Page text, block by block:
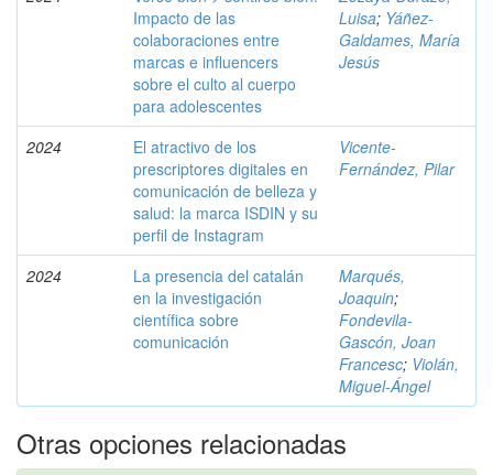
Impacto de las
colaboraciones entre
marcas e influencers
sobre el culto al cuerpo
para adolescentes
Luisa; Yáñez-
Galdames, María
Jesús
2024
El atractivo de los
prescriptores digitales en
comunicación de belleza y
salud: la marca ISDIN y su
perfil de Instagram
Vicente-
Fernández, Pilar
2024
La presencia del catalán
en la investigación
científica sobre
comunicación
Marqués,
Joaquin;
Fondevila-
Gascón, Joan
Francesc; Violán,
Miguel-Ángel
Otras opciones relacionadas